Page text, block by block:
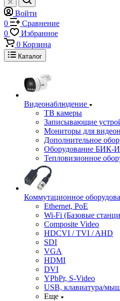
Войти
0
Сравнение
0
Избранное
0 Корзина
Каталог
Видеонаблюдение
ТВ камеры
Записывающие
Мониторы для
Дополнительное
Оборудование БИК-
Тепловизионное
Коммутационное
Ethernet, PoE
Wi-Fi (Базовые
Composite Video
HDCVI / TVI / AHD
SDI
VGA
HDMI
DVI
YPbPr, S-Video
USB, клавиатура/
Еще